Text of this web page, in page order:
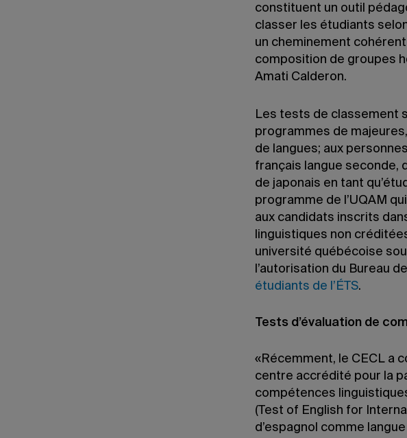
constituent un outil
classer les étudiants
un cheminement
composition de groupes
Amati Calderon.
Les tests de classement
programmes de
de langues; aux
français langue seconde,
de japonais en tant
programme de l’UQAM
aux candidats inscrits
linguistiques non
université québécoise
l’autorisation du Bureau
étudiants de l’ÉTS.
Tests d’évaluation de
«Récemment, le CECL a
centre accrédité pour la
compétences
(Test of English for
d’espagnol comme